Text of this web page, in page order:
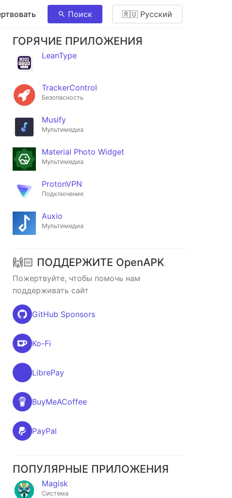
Поиск 🇷🇺 Pусский
ГОРЯЧИЕ ПРИЛОЖЕНИЯ
LeanType
TrackerControl
Безопасность
Musify
Мультимедиа
Material Photo Widget
Мультимедиа
ProtonVPN
Подключение
Auxio
Мультимедиа
🙌🏻 ПОДДЕРЖИТЕ OpenAPK
Пожертвуйте, чтобы помочь нам
поддерживать сайт
GitHub Sponsors
Ko-Fi
LibrePay
BuyMeACoffee
PayPal
ПОПУЛЯРНЫЕ ПРИЛОЖЕНИЯ
Magisk
Система